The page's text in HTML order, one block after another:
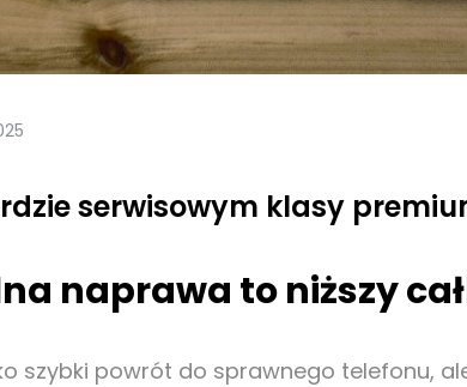
serwisowym klasy
naprawa to niższy
szybki powrót do sprawnego telefonu,